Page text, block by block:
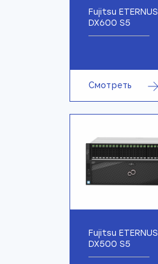
Fujitsu ETERNUS
DX600 S5
Смотреть
Fujitsu ETERNUS
DX500 S5